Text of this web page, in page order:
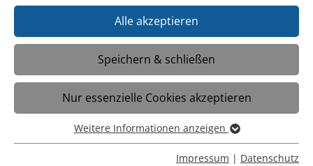
Neue FR Reportage zeigt die
Stärken der KPS – jetzt online
Heute bringt die Printausgabe der
Frankfurter Rundschau einen langen
Bericht über das Konzept unserer
Schwesterschule, der Karl-Popper-Schule
Alle akzeptieren
Speichern & schließen
Nur essenzielle Cookies akzeptieren
Essenziell
Essenzielle Cookies werden für grundlegende Funktionen
Weitere Informationen anzeigen
Impressum | Datenschutz